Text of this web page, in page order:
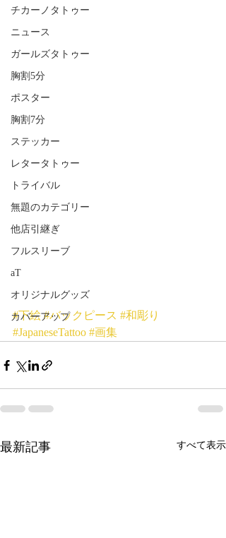
チカーノタトゥー
ニュース
ガールズタトゥー
胸割5分
ポスター
胸割7分
ステッカー
レタータトゥー
トライバル
無題のカテゴリー
他店引継ぎ
フルスリーブ
aT
オリジナルグッズ
カバーアップ
#下絵 #バックピース #和彫り
#JapaneseTattoo #画集
最新記事 すべて表示